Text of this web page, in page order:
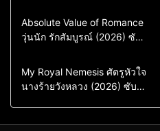
Comedy
Drama
ซีรี่ย์เกาหลี
ซีรี่ย์เกาหลีพากย์ไทย
Absolute Value of Romance
วุ่นนัก รักสัมบูรณ์ (2026) ซับ
Comedy
Drama
Sci-Fi & Fantasy
My Royal Nemesis ศัตรูหัวใจ
นางร้ายวังหลวง (2026) ซับ